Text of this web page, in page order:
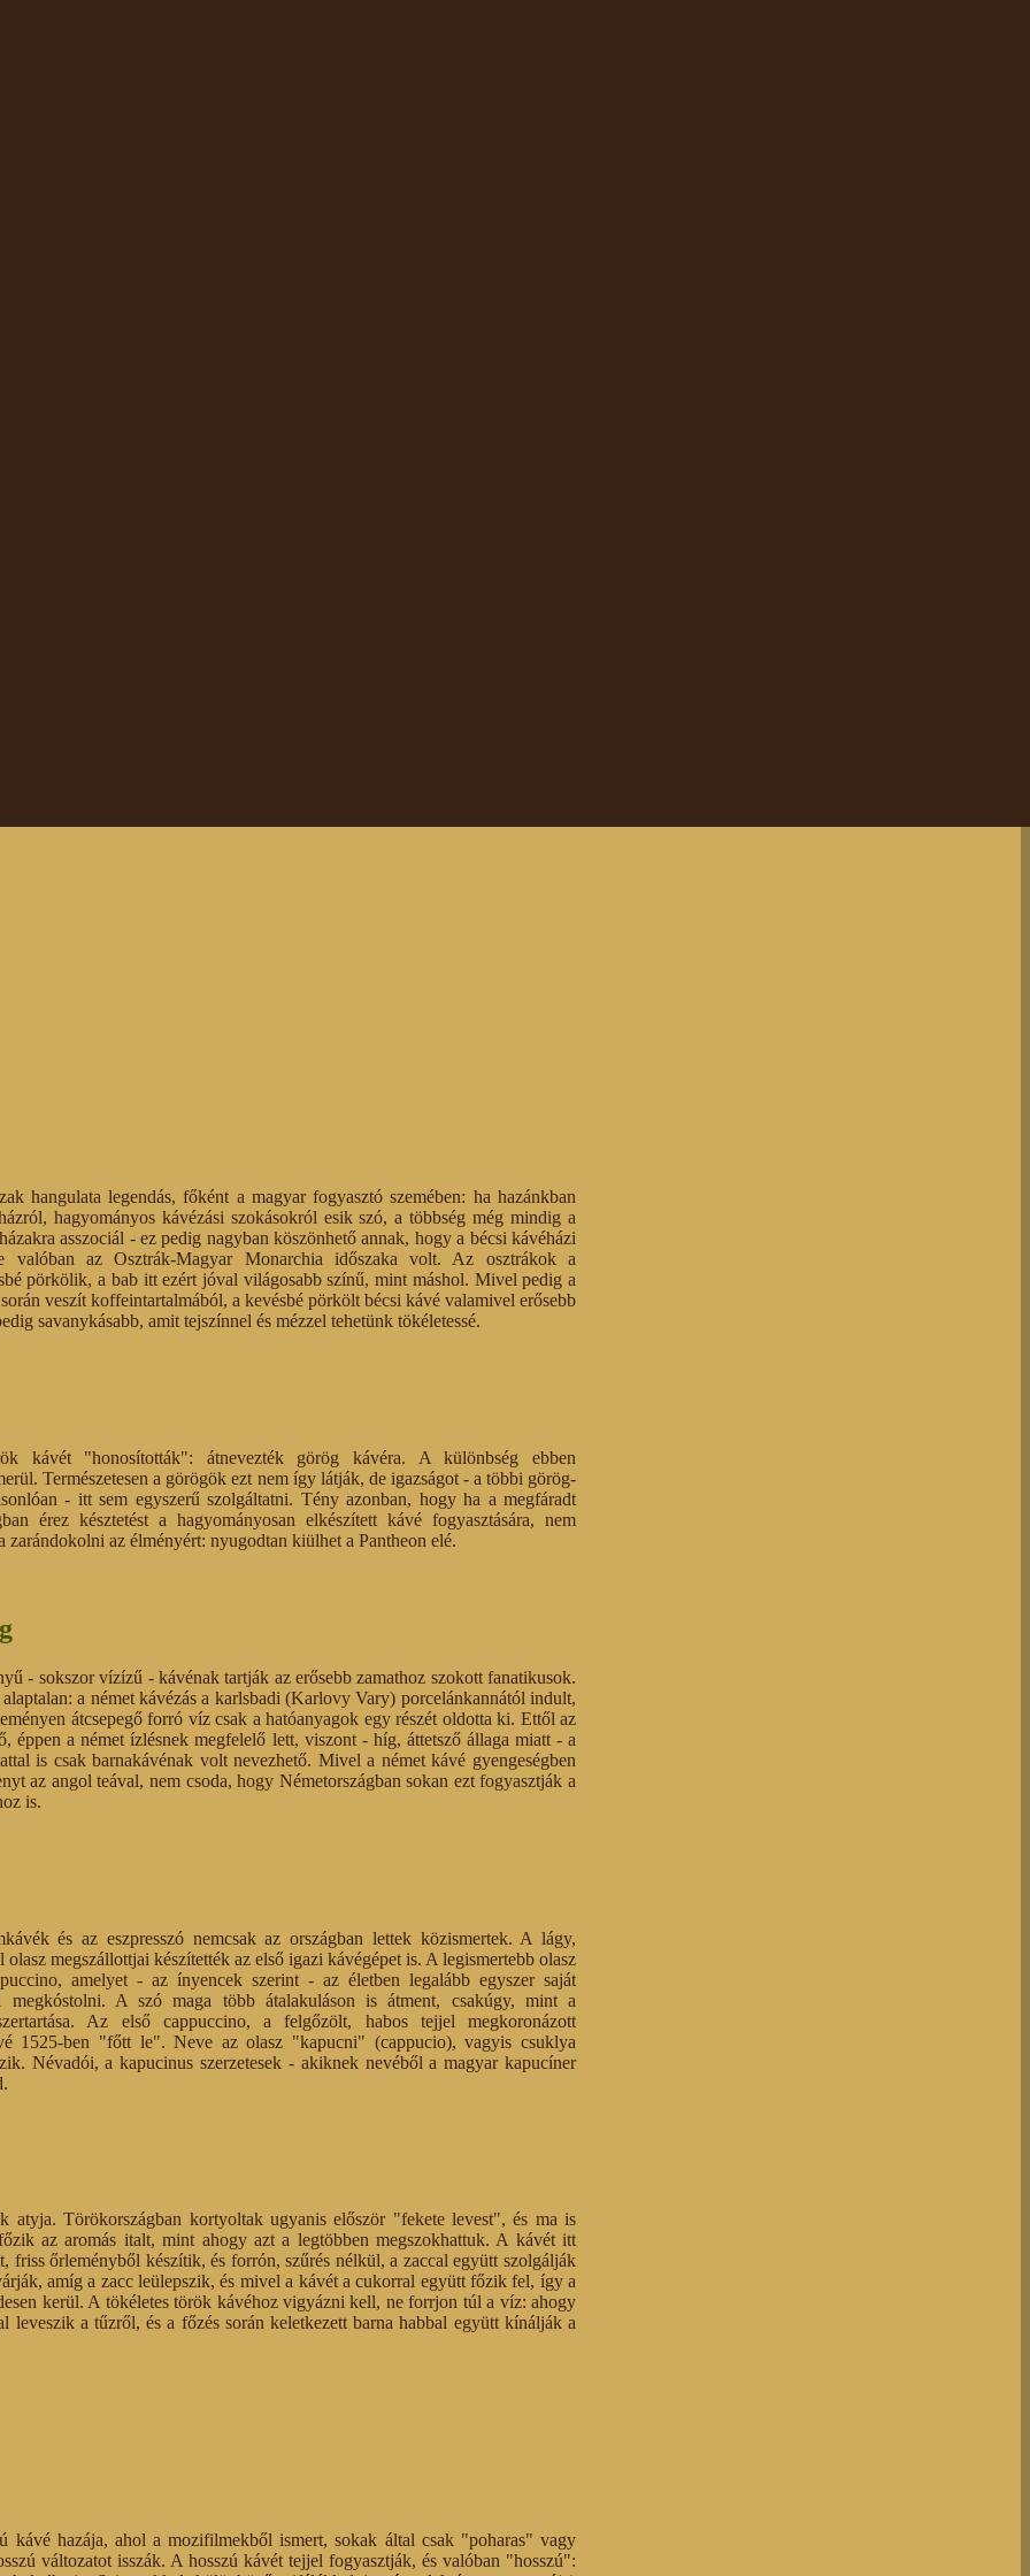
hangulata legendás, főként a magyar fogyasztó szemében: ha hazánkban
hagyományos kávézási szokásokról esik szó, a többség még mindig a
asszociál - ez pedig nagyban köszönhető annak, hogy a bécsi kávéházi
valóban az Osztrák-Magyar Monarchia időszaka volt. Az osztrákok a
pörkölik, a bab itt ezért jóval világosabb színű, mint máshol. Mivel pedig a
veszít koffeintartalmából, a kevésbé pörkölt bécsi kávé valamivel erősebb
savanykásabb, amit tejszínnel és mézzel tehetünk tökéletessé.
kávét "honosították": átnevezték görög kávéra. A különbség ebben
Természetesen a görögök ezt nem így látják, de igazságot - a többi görög-
- itt sem egyszerű szolgáltatni. Tény azonban, hogy ha a megfáradt
érez késztetést a hagyományosan elkészített kávé fogyasztására, nem
zarándokolni az élményért: nyugodtan kiülhet a Pantheon elé.
- sokszor vízízű - kávénak tartják az erősebb zamathoz szokott fanatikusok.
a német kávézás a karlsbadi (Karlovy Vary) porcelánkannától indult,
átcsepegő forró víz csak a hatóanyagok egy részét oldotta ki. Ettől az
éppen a német ízlésnek megfelelő lett, viszont - híg, áttetsző állaga miatt - a
is csak barnakávénak volt nevezhető. Mivel a német kávé gyengeségben
az angol teával, nem csoda, hogy Németországban sokan ezt fogyasztják a
is.
és az eszpresszó nemcsak az országban lettek közismertek. A lágy,
olasz megszállottjai készítették az első igazi kávégépet is. A legismertebb olasz
amelyet - az ínyencek szerint - az életben legalább egyszer saját
megkóstolni. A szó maga több átalakuláson is átment, csakúgy, mint a
Az első cappuccino, a felgőzölt, habos tejjel megkoronázott
1525-ben "főtt le". Neve az olasz "kapucni" (cappucio), vagyis csuklya
Névadói, a kapucinus szerzetesek - akiknek nevéből a magyar kapucíner
atyja. Törökországban kortyoltak ugyanis először "fekete levest", és ma is
az aromás italt, mint ahogy azt a legtöbben megszokhattuk. A kávét itt
friss őrleményből készítik, és forrón, szűrés nélkül, a zaccal együtt szolgálják
amíg a zacc leülepszik, és mivel a kávét a cukorral együtt főzik fel, így a
kerül. A tökéletes török kávéhoz vigyázni kell, ne forrjon túl a víz: ahogy
leveszik a tűzről, és a főzés során keletkezett barna habbal együtt kínálják a
kávé hazája, ahol a mozifilmekből ismert, sokak által csak "poharas" vagy
változatot isszák. A hosszú kávét tejjel fogyasztják, és valóban "hosszú":